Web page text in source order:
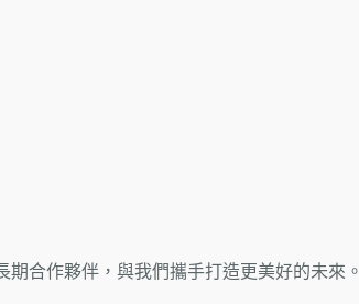
合作夥伴，與我們攜手打造更美好的未來。